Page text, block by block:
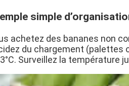
simple
achetez des bananes non
du chargement (palettes
. Surveillez la température